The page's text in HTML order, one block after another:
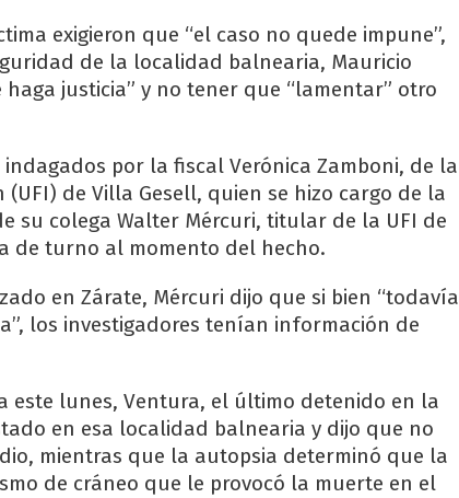
exigieron que “el caso no quede impune”,
de la localidad balnearia, Mauricio
justicia” y no tener que “lamentar” otro
por la fiscal Verónica Zamboni, de la
de Villa Gesell, quien se hizo cargo de la
su colega Walter Mércuri, titular de la UFI de
de turno al momento del hecho.
en Zárate, Mércuri dijo que si bien “todavía
los investigadores tenían información de
este lunes, Ventura, el último detenido en la
en esa localidad balnearia y dijo que no
mientras que la autopsia determinó que la
de cráneo que le provocó la muerte en el